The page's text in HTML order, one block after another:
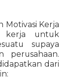
Motivasi Kerja
kerja untuk
supaya
perusahaan.
dari